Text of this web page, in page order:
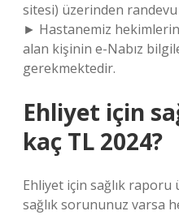
sitesi) üzerinden randevu
► Hastanemiz
alan kişinin e-Nabız
gerekmektedir.
Ehliyet için
kaç TL 2024?
Ehliyet için sağlık
sağlık sorununuz varsa